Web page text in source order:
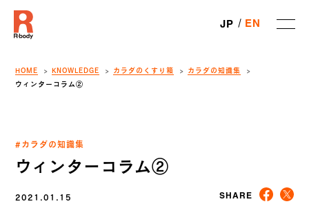
JP EN
HOME KNOWLEDGE カラダのくすり箱
カラダの知識集
ウィンターコラム②
#カラダの知識集
ウィンターコラム②
2021.01.15 SHARE